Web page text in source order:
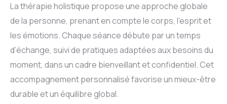
La thérapie holistique propose une approche globale
de la personne, prenant en compte le corps, l’esprit et
les émotions. Chaque séance débute par un temps
d’échange, suivi de pratiques adaptées aux besoins du
moment, dans un cadre bienveillant et confidentiel. Cet
accompagnement personnalisé favorise un mieux-être
durable et un équilibre global.